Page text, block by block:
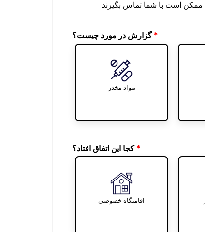
گزارش در مورد چیست؟
گزارش در مورد چیست؟
مواد مخدر
کجا این اتفاق افتاد؟
کجا این اتفاق افتاد؟
اقامتگاه خصوصی